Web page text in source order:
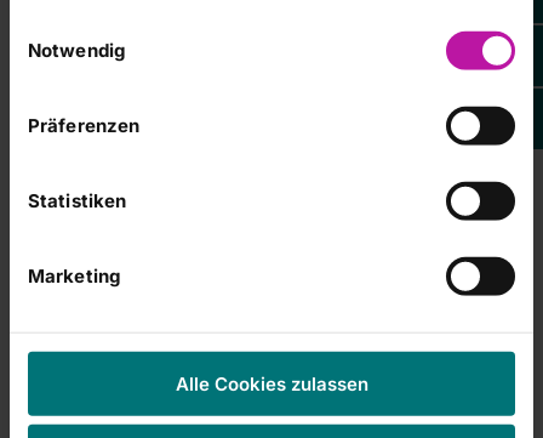
erlauben Sie alle eingesetzten Cookies. Sie können
Ihre
Einstellungen anpassen. Weitere Informationen
finden Sie auch in unserer
Datenschutzerklärung
Notwendig
Präferenzen
Statistiken
Marketing
Alle Cookies zulassen
läuft bereits ein
öffentlichen Haushalte weitere Möglichkeiten für Zukäufe.